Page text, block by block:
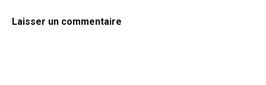
Laisser un commentaire